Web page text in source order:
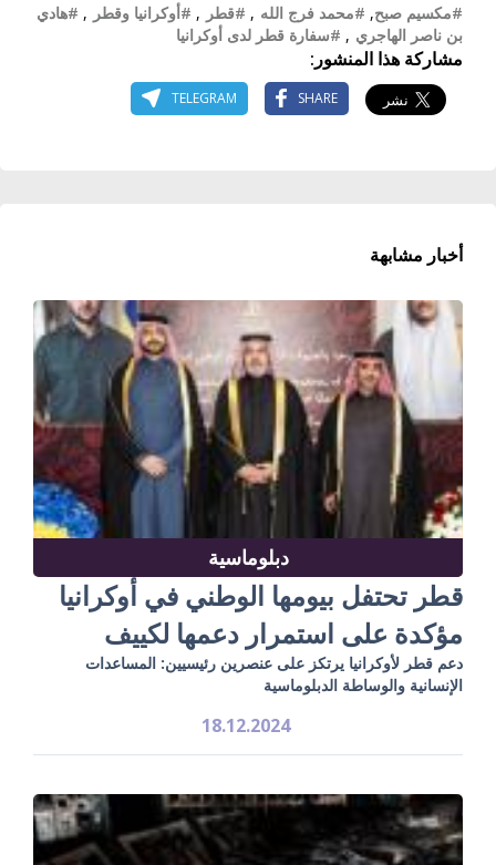
#مكسيم صبح, #محمد فرج الله , #قطر , #أوكرانيا وقطر , #هادي
بن ناصر الهاجري , #سفارة قطر لدى أوكرانيا
مشاركة هذا المنشور:
SHARE
TELEGRAM
أخبار مشابهة
دبلوماسية
قطر تحتفل بيومها الوطني في أوكرانيا
مؤكدة على استمرار دعمها لكييف
دعم قطر لأوكرانيا يرتكز على عنصرين رئيسيين: المساعدات
الإنسانية والوساطة الدبلوماسية
18.12.2024